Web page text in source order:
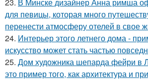
для певицы, которая много
перенести атмосферу отелей в свое
24. Интерьер этого летнего дома -
искусство может стать частью
25. Дом художника шепарда фейри в
это пример того, как архитектура и